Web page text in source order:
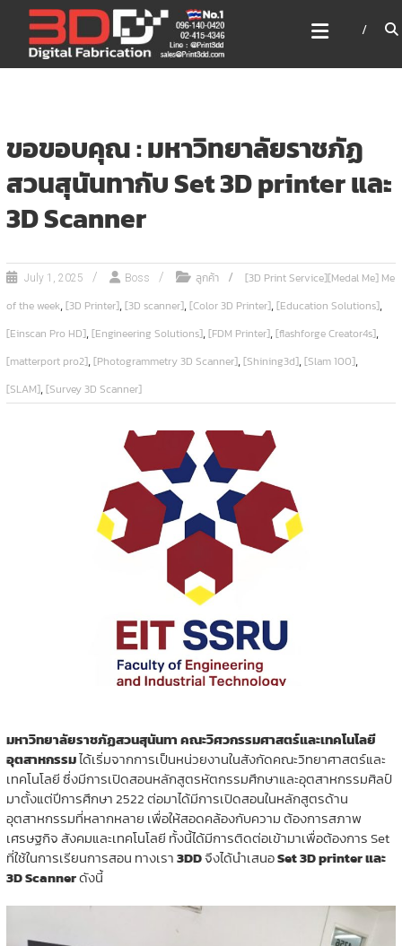
content
3DD DIGITAL FABRICATION
เครื่องพิมพ์3มิติ สแกนเนอร์
เลเซอร์
ขอขอบคุณ : มหาวิทยาลัยราชภัฏ
สวนสุนันทากับ Set 3D printer และ
3D Scanner
July 1, 2025 Boss ลูกค้า
[3D Print Service][Medal Me] Me
of the week,[3D Printer],[3D scanner],[Color 3D Printer],[Education Solutions],
[Einscan Pro HD],[Engineering Solutions],[FDM Printer],[flashforge Creator4s],
[matterport pro2],[Photogrammetry 3D Scanner],[Shining3d],[Slam 100],
[SLAM],[Survey 3D Scanner]
มหาวิทยาลัยราชภัฏสวนสุนันทาคณะวิศวกรรมศาสตร์และเทคโนโลยี
อุตสาหกรรมได้เริ่มจากการเป็นหน่วยงานในสังกัดคณะวิทยาศาสตร์และ
เทคโนโลยี ซึ่งมีการเปิดสอนหลักสูตรหัตกรรมศึกษาและอุตสาหกรรมศิลป์
มาตั้งแต่ปีการศึกษา 2522 ต่อมาได้มีการเปิดสอนในหลักสูตรด้าน
อุตสาหกรรมที่หลากหลาย เพื่อให้สอดคล้องกับความ ต้องการสภาพ
เศรษฐกิจ สังคมและเทคโนโลยี ทั้งนี้ได้มีการติดต่อเข้ามาเพื่อต้องการ Set
ที่ใช้ในการเรียนการสอน ทางเรา3DDจึงได้นำเสนอSet 3D printer และ
3D Scannerดังนี้